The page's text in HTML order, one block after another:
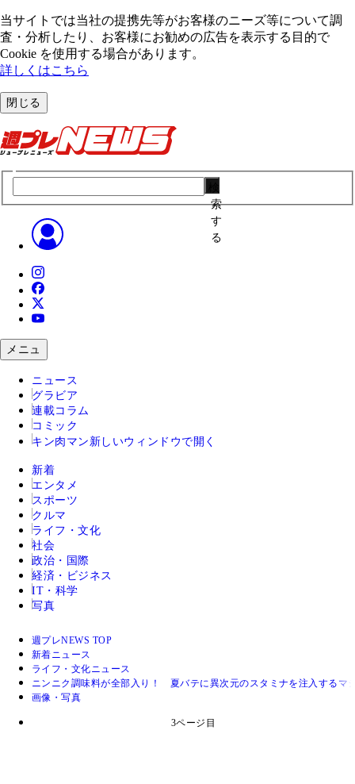
当サイトでは当社の提携先等がお客様のニーズ等について調
査・分析したり、お客様にお勧めの広告を表⽰する⽬的で
Cookie を使⽤する場合があります。
詳しくはこちら
閉じる
索
す
る
メニュ
ニュース
グラビア
連載コラム
コミック
キン肉マン 新しいウィンドウで開く
新着
エンタメ
スポーツ
クルマ
ライフ・文化
社会
政治・国際
経済・ビジネス
IT・科学
写真
週プレNEWS TOP
新着ニュース
ライフ・文化ニュース
ニンニク調味料が全部入り！ 夏バテに異次元のスタミナを注入するマ
画像・写真
3ページ目